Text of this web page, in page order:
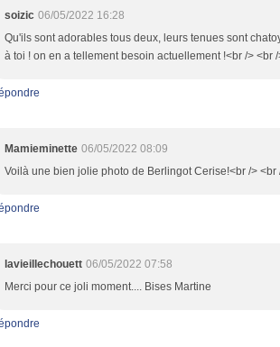
soizic 06/05/2022 16:28
Qu'ils sont adorables tous deux, leurs tenues sont
à toi ! on en a tellement besoin actuellement !<br /> <br
Mamieminette 06/05/2022 08:09
Voilà une bien jolie photo de Berlingot Cerise!<br />
lavieillechouett 06/05/2022 07:58
Merci pour ce joli moment.... Bises Martine